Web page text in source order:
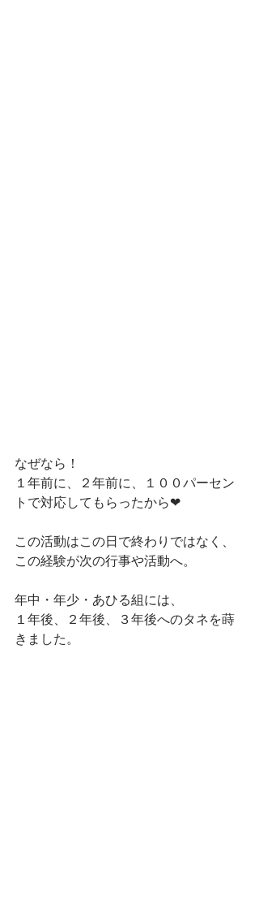
なぜなら！
１年前に、２年前に、１００パーセン
トで対応してもらったから❤︎
この活動はこの日で終わりではなく、
この経験が次の行事や活動へ。
年中・年少・あひる組には、
１年後、２年後、３年後へのタネを蒔
きました。